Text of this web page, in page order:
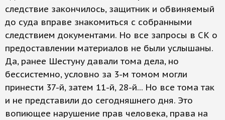
следствие закончилось, защитник и обвиняемый
до суда вправе знакомиться с собранными
следствием документами. Но все запросы в СК о
предоставлении материалов не были услышаны.
Да, ранее Шестуну давали тома дела, но
бессистемно, условно за 3-м томом могли
принести 37-й, затем 11-й, 28-й... Но все тома так
и не представили до сегодняшнего дня. Это
вопиющее нарушение прав человека, права на